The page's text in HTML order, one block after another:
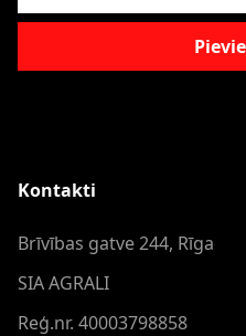
Kontakti
Brīvības gatve 244, Rīga
SIA AGRALI
Reģ.nr. 40003798858